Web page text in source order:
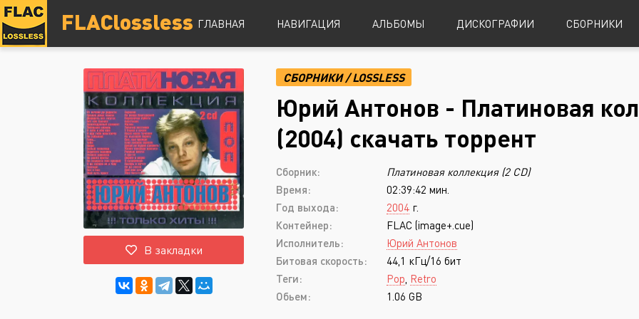
FLAClossless ГЛАВНАЯ НАВИГАЦИЯ
DSD
Hi-Res
Lossless
Vinyl
Топ 100
Alternative Rock
Indie Rock
Industrial Metal
Metalcore
Nu-Metal
Post-Hardcore
Punk Rock
Black Metal
Progressive Metal
Sludge Metal
Speed Metal
АЛЬБОМЫ ДИСКОГРАФИИ СБОРНИКИ
В закладки
СБОРНИКИ/LOSSLESS
Юрий Антонов - Платиновая
(2004) скачать торрент
Сборник:
Платиновая коллекция (2 CD)
Время:
02:39:42 мин.
Год выхода:
2004 г.
Контейнер:
FLAC (image+.cue)
Исполнитель:
Юрий Антонов
Битовая скорость:
44,1 кГц/16 бит
Теги:
Pop Retro
Обьем:
1.06 GB